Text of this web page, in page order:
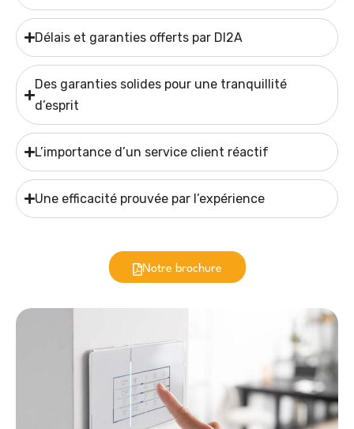
Délais et garanties offerts par DI2A
Des garanties solides pour une tranquillité
d’esprit
L’importance d’un service client réactif
Une efficacité prouvée par l’expérience
Notre brochure